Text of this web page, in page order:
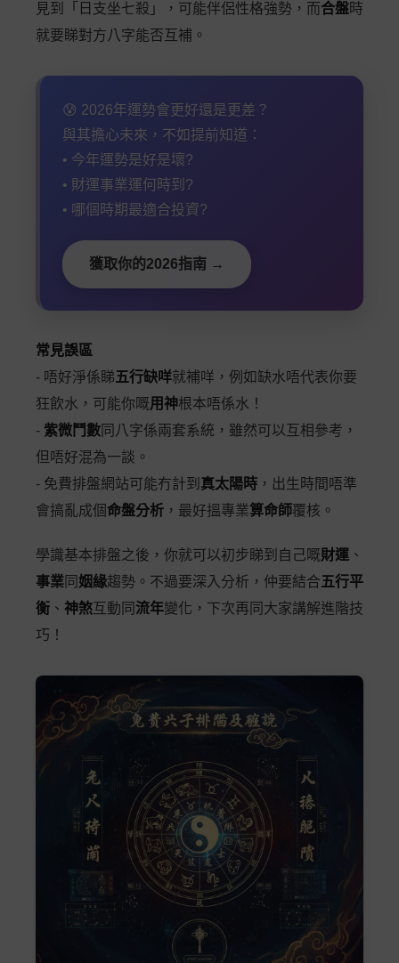
見到「日支坐七殺」，可能伴侶性格強勢，而合盤時
就要睇對方八字能否互補。
😰 2026年運勢會更好還是更差？
與其擔心未來，不如提前知道：
• 今年運勢是好是壞?
• 財運事業運何時到?
• 哪個時期最適合投資?
獲取你的2026指南 →
常見誤區
- 唔好淨係睇五行缺咩就補咩，例如缺水唔代表你要
狂飲水，可能你嘅用神根本唔係水！
- 紫微鬥數 同八字係兩套系統，雖然可以互相參考，
但唔好混為一談。
- 免費排盤網站可能冇計到 真太陽時 ，出生時間唔準
會搞亂成個 命盤分析 ，最好搵專業算命師覆核。
學識基本排盤之後，你就可以初步睇到自己嘅財運 、
事業 同 姻緣趨勢。不過要深入分析，仲要結合五行平
衡 、 神煞互動同 流年變化，下次再同大家講解進階技
巧！